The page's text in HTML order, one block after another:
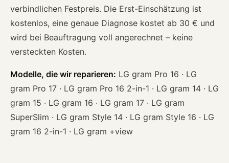
verbindlichen Festpreis. Die Erst-Einschätzung ist
kostenlos, eine genaue Diagnose kostet ab 30 € und
wird bei Beauftragung voll angerechnet – keine
versteckten Kosten.
Modelle, die wir reparieren: LG gram Pro 16 · LG
gram Pro 17 · LG gram Pro 16 2-in-1 · LG gram 14 · LG
gram 15 · LG gram 16 · LG gram 17 · LG gram
SuperSlim · LG gram Style 14 · LG gram Style 16 · LG
gram 16 2-in-1 · LG gram +view